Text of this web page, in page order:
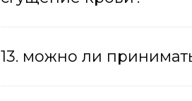
13. можно ли